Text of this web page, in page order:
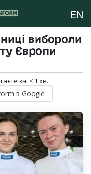
EN
вибороли
Європи
за: < 1 хв.
в Google